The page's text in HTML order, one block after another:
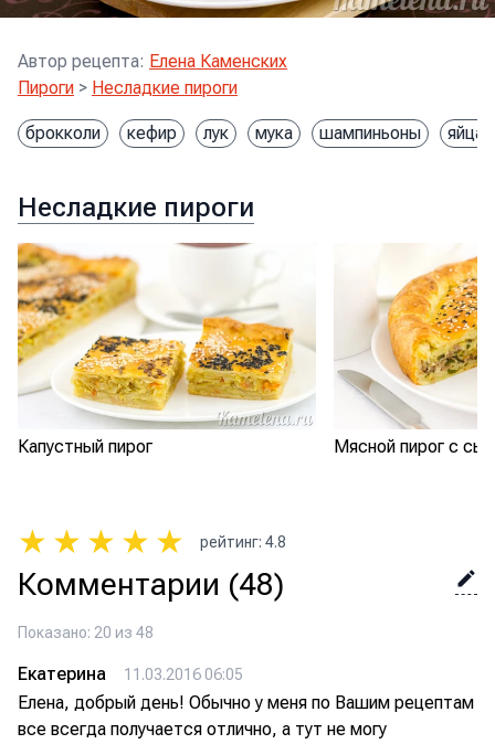
Автор рецепта: Елена Каменских
Пироги > Несладкие пироги
брокколи кефир лук мука шампиньоны яйца
Несладкие пироги
Капустный пирог Мясной пирог с
★ ★ ★ ★ ★ рейтинг: 4.8
Комментарии (48)
Показано: 20 из 48
Екатерина 11.03.2016 06:05
Елена, добрый день! Обычно у меня по Вашим рецептам
все всегда получается отлично, а тут не могу